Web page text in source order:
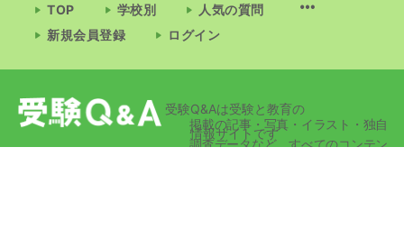
TOP 学校別
人気の質問
新規会員登録
ログイン
受験Q&Aは受験と教育の
情報サイトです
掲載の記事・写真・イラスト・独自
調査データなど、すべてのコンテン